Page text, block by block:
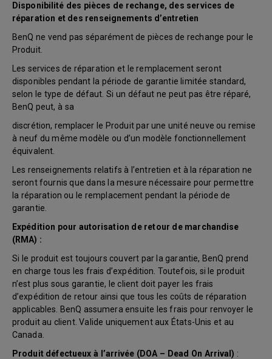
Disponibilité des pièces de rechange, des services de
réparation et des renseignements d’entretien
BenQ ne vend pas séparément de pièces de rechange pour le
Produit.
Les services de réparation et le remplacement seront
disponibles pendant la période de garantie limitée standard,
selon le type de défaut. Si un défaut ne peut pas être réparé,
BenQ peut, à sa
discrétion, remplacer le Produit par une unité neuve ou remise
à neuf du même modèle ou d’un modèle fonctionnellement
équivalent.
Les renseignements relatifs à l’entretien et à la réparation ne
seront fournis que dans la mesure nécessaire pour permettre
la réparation ou le remplacement pendant la période de
garantie.
Expédition pour autorisation de retour de marchandise
(RMA) :
Si le produit est toujours couvert par la garantie, BenQ prend
en charge tous les frais d’expédition. Toutefois, si le produit
n’est plus sous garantie, le client doit payer les frais
d’expédition de retour ainsi que tous les coûts de réparation
applicables. BenQ assumera ensuite les frais pour renvoyer le
produit au client. Valide uniquement aux États-Unis et au
Canada.
Produit défectueux à l’arrivée (DOA – Dead On Arrival) :